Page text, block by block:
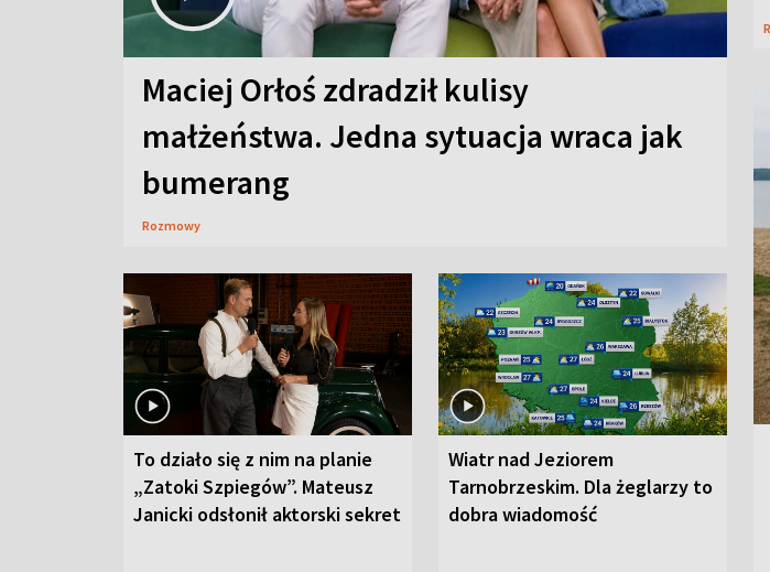
Maciej Orłoś zdradził kulisy
małżeństwa. Jedna sytuacja wraca jak
bumerang
Rozmowy
To działo się z nim na planie
„Zatoki Szpiegów”. Mateusz
Janicki odsłonił aktorski sekret
Wiatr nad Jeziorem
Tarnobrzeskim. Dla żeglarzy to
dobra wiadomość